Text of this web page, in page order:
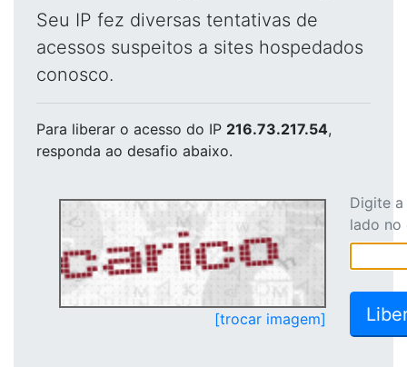
Seu IP fez diversas tentativas de
acessos suspeitos a sites hospedados
conosco.
Para liberar o acesso do IP 216.73.217.54,
responda ao desafio abaixo.
[trocar imagem]
Digite
lado no